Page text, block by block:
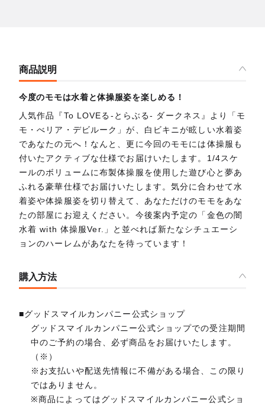
商品説明
今度のモモは水着と体操服姿を楽しめる！
人気作品『To LOVEる-とらぶる- ダークネス』より「モ
モ・べリア・デビルーク」が、白ビキニが眩しい水着姿
であなたの元へ！なんと、更に今回のモモには体操服も
付いたアクティブな仕様でお届けいたします。1/4スケ
ールのボリュームに布製体操服を使用した遊び心と夢あ
ふれる豪華仕様でお届けいたします。気分に合わせて水
着姿や体操服姿を切り替えて、あなただけのモモをあな
たの部屋にお迎えください。今後案内予定の「金色の闇
水着 with 体操服Ver.」と並べれば新たなシチュエーシ
ョンのハーレムがあなたを待っています！
購入方法
■グッドスマイルカンパニー公式ショップ
グッドスマイルカンパニー公式ショップでの受注期間
中のご予約の場合、必ず商品をお届けいたします。
（※）
※お支払いや配送先情報に不備がある場合、この限り
ではありません。
※商品によってはグッドスマイルカンパニー公式ショ